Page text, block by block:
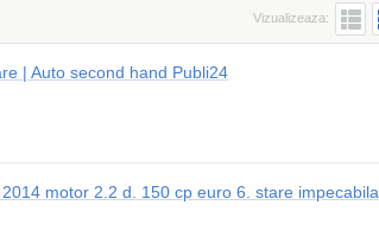
Vizualizeaza:
| Auto second hand Publi24
motor 2.2 d. 150 cp euro 6. stare impecabila.